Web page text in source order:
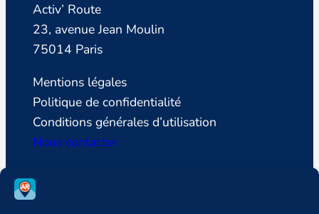
Activ’ Route
23, avenue Jean Moulin
75014 Paris
Mentions légales
Politique de confidentialité
Conditions générales d’utilisation
Nous contacter
SUIVEZ LA LIGUE DE DEFENSE DES